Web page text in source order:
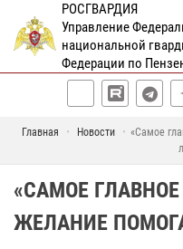
РОСГВАРДИЯ
Управление
национальной
Федерации по
Главная Новости
«Самое
«САМОЕ
ЖЕЛАНИЕ